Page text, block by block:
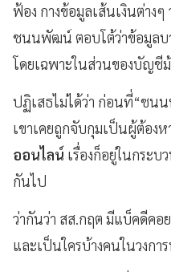
ฟ้อง กางข้อมูลเส้นเงินต่างๆ
ชนนพัฒน์ ตอบโต้ว่าข้อมูลบ
โดยเฉพาะในส่วนของบัญชี
ปฏิเสธไม่ได้ว่า ก่อนที่“ชนน
เขาเคยถูกจับกุมเป็นผู้ต้องห
ออนไลน์ เรื่องก็อยู่ในกระ
กันไป
ว่ากันว่า สส.กฤต มีแบ็คดีคอ
และเป็นใครบ้างคนในวงกา